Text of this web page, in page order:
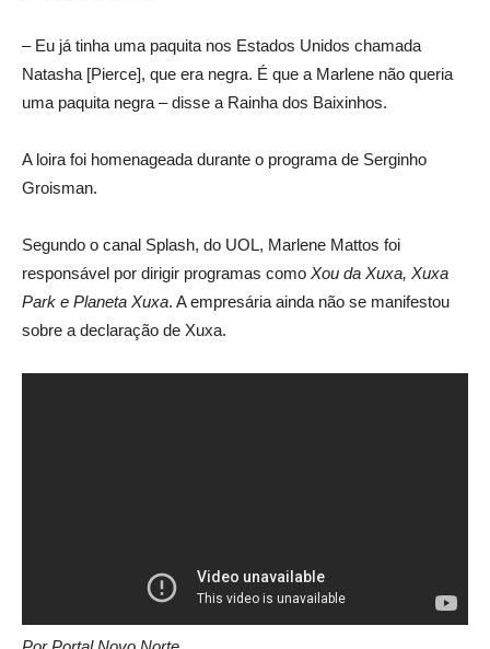
– Eu já tinha uma paquita nos Estados Unidos chamada
Natasha [Pierce], que era negra. É que a Marlene não queria
uma paquita negra – disse a Rainha dos Baixinhos.
A loira foi homenageada durante o programa de Serginho
Groisman.
Segundo o canal Splash, do UOL, Marlene Mattos foi
responsável por dirigir programas como Xou da Xuxa, Xuxa
Park e Planeta Xuxa. A empresária ainda não se manifestou
sobre a declaração de Xuxa.